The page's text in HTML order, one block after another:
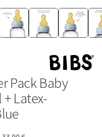
Pack Baby
Latex-